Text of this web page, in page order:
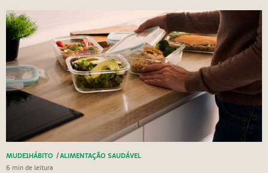
MUDE1HÁBITO /ALIMENTAÇÃO SAUDÁVEL
6 min de leitura